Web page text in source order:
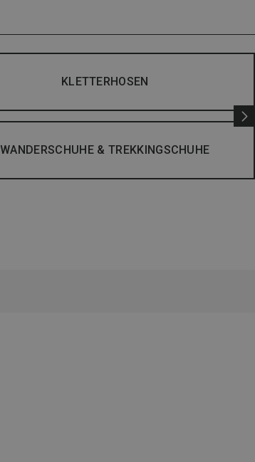
KLETTERHOSEN
WANDERSCHUHE & TREKKINGSCHUHE